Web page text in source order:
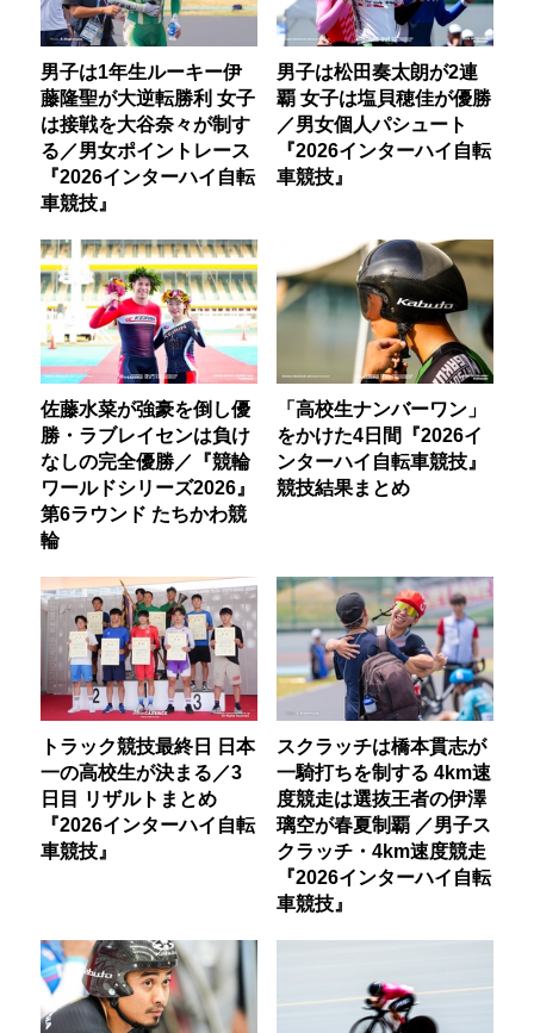
男子は1年生ルーキー伊
藤隆聖が大逆転勝利 女子
は接戦を大谷奈々が制す
る／男女ポイントレース
『2026インターハイ自転
車競技』
男子は松田奏太朗が2連
覇 女子は塩貝穂佳が優勝
／男女個人パシュート
『2026インターハイ自転
車競技』
佐藤水菜が強豪を倒し優
勝・ラブレイセンは負け
なしの完全優勝／『競輪
ワールドシリーズ2026』
第6ラウンド たちかわ競
輪
「高校生ナンバーワン」
をかけた4日間『2026イ
ンターハイ自転車競技』
競技結果まとめ
トラック競技最終日 日本
一の高校生が決まる／3
日目 リザルトまとめ
『2026インターハイ自転
車競技』
スクラッチは橋本貫志が
一騎打ちを制する 4km速
度競走は選抜王者の伊澤
璃空が春夏制覇 ／男子ス
クラッチ・4km速度競走
『2026インターハイ自転
車競技』